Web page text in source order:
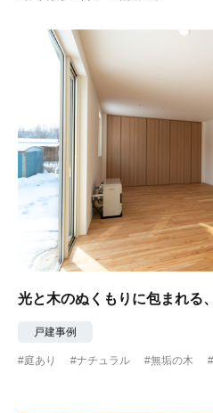
光と木のぬくもりに包まれる
戸建事例
#庭あり #ナチュラル #無垢の木